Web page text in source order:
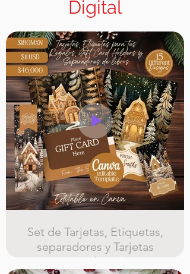
Digital
Set de Tarjetas, Etiquetas,
separadores y Tarjetas
para gift Cards